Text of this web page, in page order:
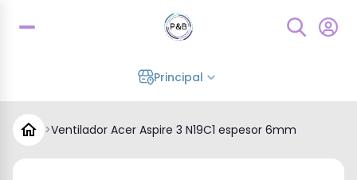
Principal
>Ventilador Acer Aspire 3 N19C1 espesor 6mm